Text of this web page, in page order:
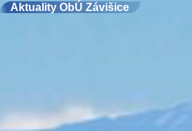
Aktuality ObÚ Závišice